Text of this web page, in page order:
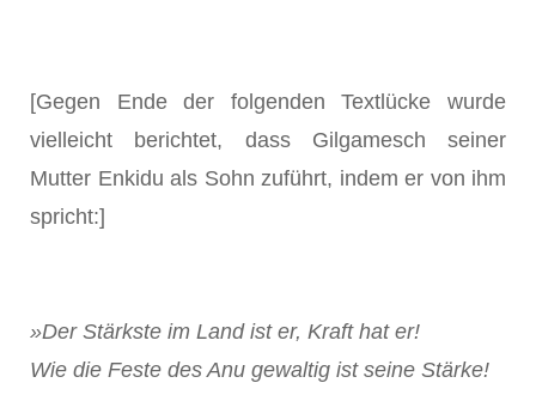
[Gegen Ende der folgenden Textlücke wurde
vielleicht berichtet, dass Gilgamesch seiner
Mutter Enkidu als Sohn zuführt, indem er von ihm
spricht:]
»Der Stärkste im Land ist er, Kraft hat er!
Wie die Feste des Anu gewaltig ist seine Stärke!